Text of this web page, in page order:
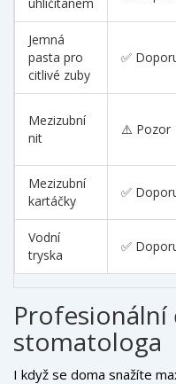
Jemná
pasta pro
citlivé zuby
✅
Mezizubní
nit
⚠️ Pozor
Mezizubní
kartáčky
✅
Vodní
tryska
✅
Profesionální
stomatologa
I když se doma snažíte